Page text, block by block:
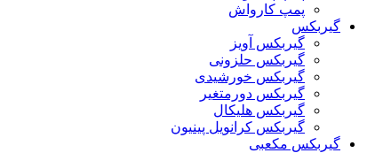
پمپ کارواش
گیربکس
گیربکس آویز
گیربکس حلزونی
گیربکس خورشیدی
گیربکس دورمتغیر
گیربکس هلیکال
گیربکس کرانویل پینیون
گیربکس مکعبی